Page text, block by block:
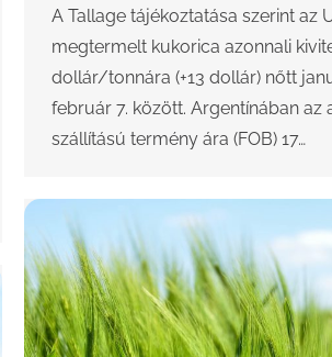
A Tallage tájékoztatása szerint az
megtermelt kukorica azonnali
dollár/tonnára (+13 dollár) nőtt
február 7. között. Argentínában az
szállítású termény ára (FOB) 17…